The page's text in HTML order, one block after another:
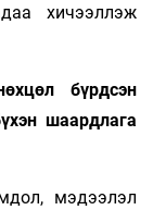
хичээллэж
бүрдсэн
шаардлага
мэдээлэл